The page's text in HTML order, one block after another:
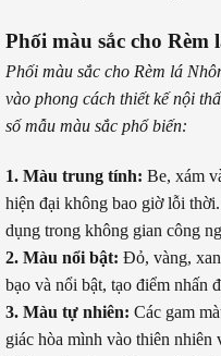
Phối màu sắc cho
Phối màu sắc cho Rèm lá
vào phong cách thiết kế nội
số mẫu màu sắc phổ biến:
1. Màu trung tính: Be, xám
hiện đại không bao giờ lỗi
dụng trong không gian công
2. Màu nổi bật: Đỏ, vàng,
bạo và nổi bật, tạo điểm nhấn
3. Màu tự nhiên: Các gam
giác hòa mình vào thiên